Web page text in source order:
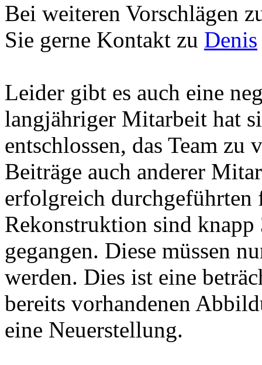
Bei weiteren Vorschlägen
Sie gerne Kontakt zu Denis
Leider gibt es auch eine
langjähriger Mitarbeit hat
entschlossen, das Team zu
Beiträge auch anderer
erfolgreich durchgeführten
Rekonstruktion sind
gegangen. Diese müssen
werden. Dies ist eine
bereits vorhandenen
eine Neuerstellung.